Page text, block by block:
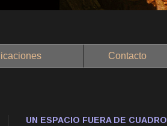
Contacto
UN ESPACIO FUERA DE CUADRO